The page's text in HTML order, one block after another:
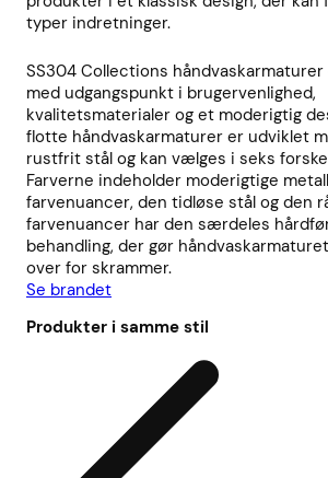
typer indretninger.
SS304 Collections
med udgangspunkt i brugervenlighed,
kvalitetsmaterialer og et moderigtig
flotte håndvaskarmaturer er udviklet
rustfrit stål og kan vælges i seks
Farverne indeholder moderigtige
farvenuancer, den tidløse stål og den
farvenuancer har den særdeles
behandling, der gør
over for skrammer.
Se brandet
Produkter i samme stil